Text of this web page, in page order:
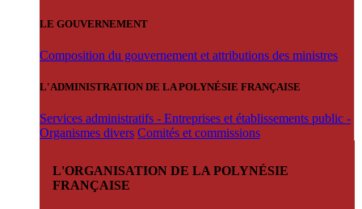
LE GOUVERNEMENT
Composition du gouvernement et attributions des ministres
L'ADMINISTRATION DE LA POLYNÉSIE FRANÇAISE
Services administratifs - Entreprises et établissements public -
Organismes divers Comités et commissions
L'ORGANISATION DE LA POLYNÉSIE
FRANÇAISE